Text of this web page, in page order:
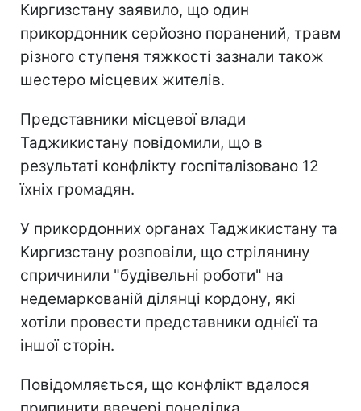
Киргизстану заявило, що один
прикордонник серйозно поранений, травм
різного ступеня тяжкості зазнали також
шестеро місцевих жителів.
Представники місцевої влади
Таджикистану повідомили, що в
результаті конфлікту госпіталізовано 12
їхніх громадян.
У прикордонних органах Таджикистану та
Киргизстану розповіли, що стрілянину
спричинили "будівельні роботи" на
недемаркованій ділянці кордону, які
хотіли провести представники однієї та
іншої сторін.
Повідомляється, що конфлікт вдалося